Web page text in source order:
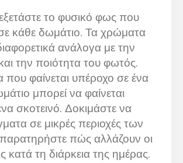
το φυσικό φως που
σε κάθε δωμάτιο. Τα χρώματα
ανάλογα με την
την ποιότητα του φωτός.
φαίνεται υπέροχο σε ένα
μπορεί να φαίνεται
σκοτεινό. Δοκιμάστε να
σε μικρές περιοχές των
παρατηρήστε πώς αλλάζουν οι
κατά τη διάρκεια της ημέρας.